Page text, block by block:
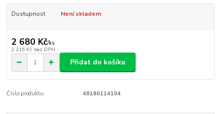
Dostupnost Není skladem
2 680 Kč/ks
2 215 Kč bez DPH
Přidat do košíku
Číslo produktu: 48160114104